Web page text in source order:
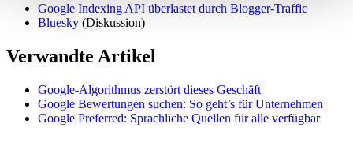
Google Indexing API überlastet durch Blogger-Traffic
Bluesky (Diskussion)
Verwandte Artikel
Google-Algorithmus zerstört dieses Geschäft
Google Bewertungen suchen: So geht’s für Unternehmen
Google Preferred: Sprachliche Quellen für alle verfügbar